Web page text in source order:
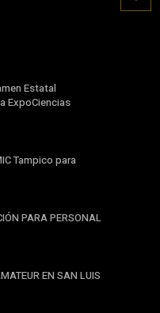
Estatal
ExpoCiencias
Tampico para
PARA PERSONAL
EN SAN LUIS